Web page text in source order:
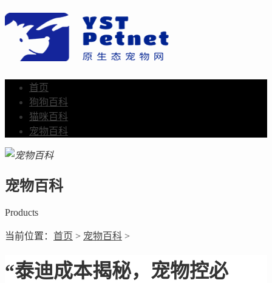
首页
狗狗百科
猫咪百科
宠物百科
宠物百科
Products
当前位置： 首页 > 宠物百科 >
“泰迪成本揭秘，宠物控必